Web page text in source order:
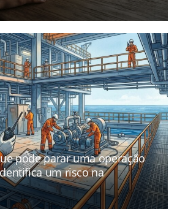
pode parar uma operação
um risco na